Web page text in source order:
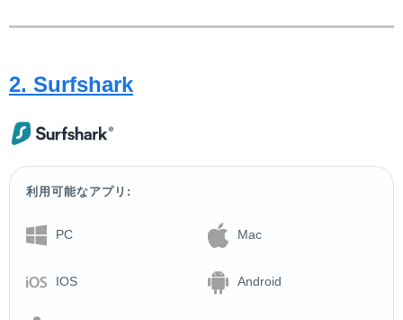
2. Surfshark
利用可能なアプリ:
PC Mac
IOS Android